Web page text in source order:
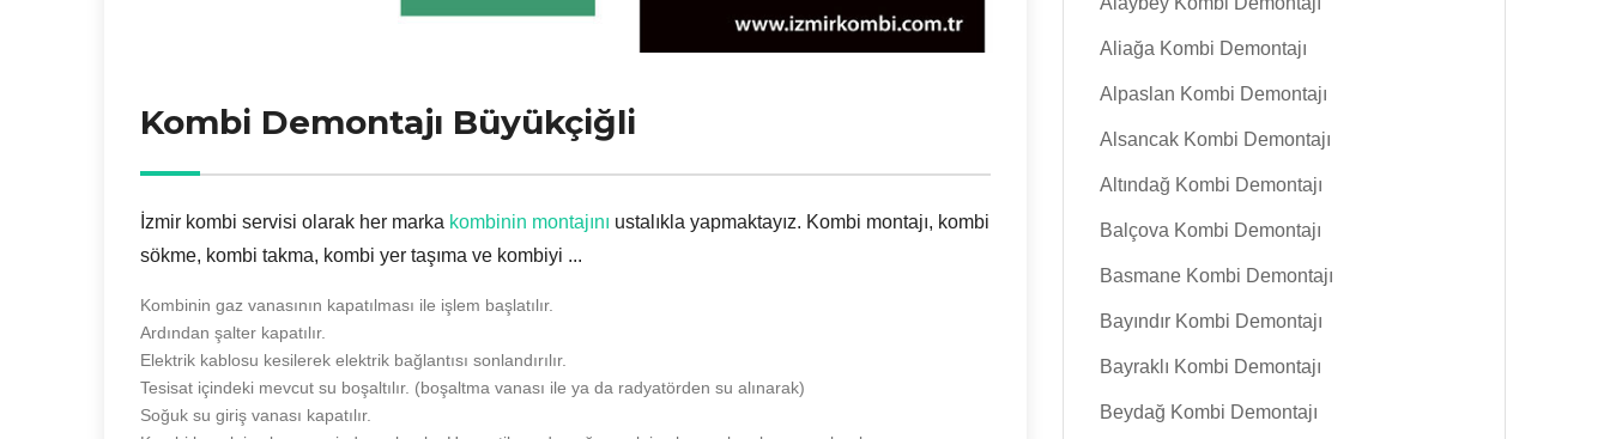
Kombi Demontajı Büyükçiğli
İzmir kombi servisi olarak her marka kombinin montajını ustalıkla yapmaktayız. Kombi montajı, kombi
sökme, kombi takma, kombi yer taşıma ve kombiyi ...
Kombinin gaz vanasının kapatılması ile işlem başlatılır.
Ardından şalter kapatılır.
Elektrik kablosu kesilerek elektrik bağlantısı sonlandırılır.
Tesisat içindeki mevcut su boşaltılır. (boşaltma vanası ile ya da radyatörden su alınarak)
Soğuk su giriş vanası kapatılır.
Aliağa Kombi Demontajı
Alpaslan Kombi Demontajı
Alsancak Kombi Demontajı
Altındağ Kombi Demontajı
Balçova Kombi Demontajı
Basmane Kombi Demontajı
Bayındır Kombi Demontajı
Bayraklı Kombi Demontajı
Beydağ Kombi Demontajı